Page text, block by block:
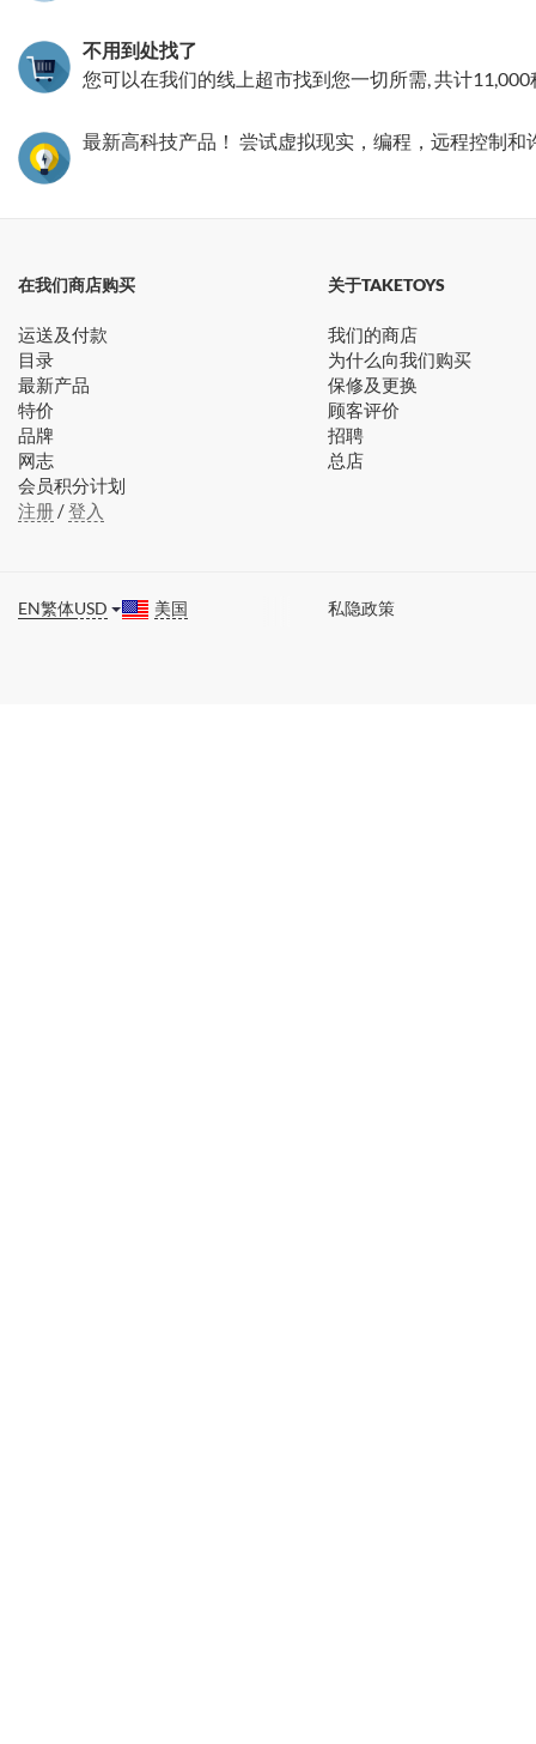
不用到处找了
您可以在我们的线上超市找到您一切所需, 共计11,000
最新高科技产品！ 尝试虚拟现实，编程，远程控制
在我们商店购买
运送及付款
目录
最新产品
特价
品牌
网志
会员积分计划
注册/登入
关于TAKETOYS
我们的商店
为什么向我们购买
保修及更换
顾客评价
招聘
总店
EN繁体USD 美国 私隐政策